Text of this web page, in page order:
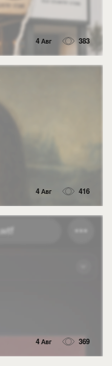
4 Авг 383
4 Авг 416
4 Авг 369